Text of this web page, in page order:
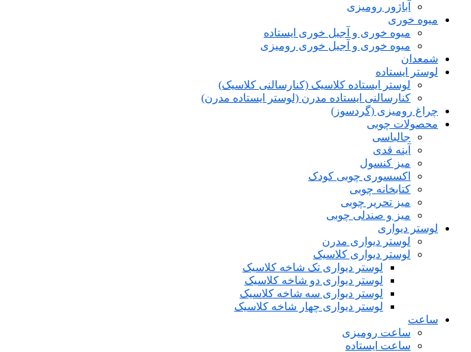
آباژور رومیزی
میوه خوری
میوه خوری و آجیل خوری ایستاده
میوه خوری و آجیل خوری رومیزی
شمعدان
لوستر ایستاده
لوستر ایستاده کلاسیک (کنارسالنی کلاسیک)
کنارسالنی ایستاده مدرن (لوستر ایستاده مدرن)
چراغ رومیزی (گردسوز)
محصولات چوبی
جالباسی
آینه قدی
میز کنسول
اکسسوری چوبی کودک
کتابخانه چوبی
میز تحریر چوبی
میز و صندلی چوبی
لوستر دیواری
لوستر دیواری مدرن
لوستر دیواری کلاسیک
لوستر دیواری تک شاخه کلاسیک
لوستر دیواری دو شاخه کلاسیک
لوستر دیواری سه شاخه کلاسیک
لوستر دیواری چهار شاخه کلاسیک
ساعت
ساعت رومیزی
ساعت ایستاده